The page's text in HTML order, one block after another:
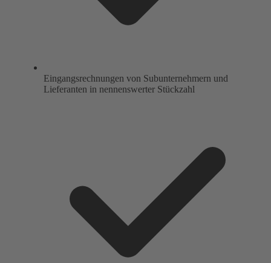
Eingangsrechnungen von Subunternehmern und
Lieferanten in nennenswerter Stückzahl